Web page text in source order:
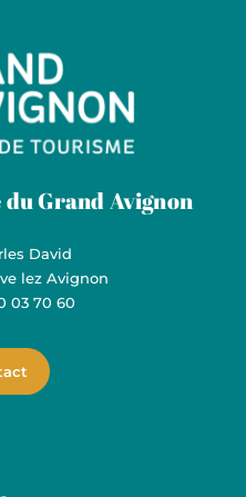
Grand Avignon Tourisme
Grand Avignon
David
lez Avignon
03 70 60